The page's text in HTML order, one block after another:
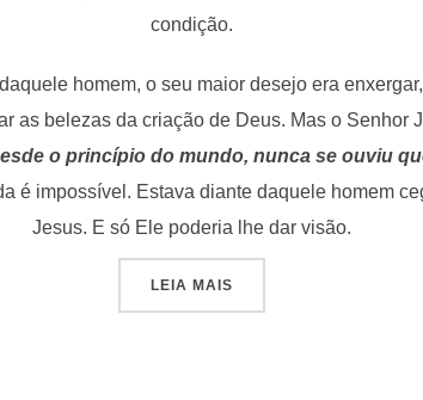
condição.
homem, o seu maior desejo era
as belezas da criação de Deus. Mas o Senhor
o princípio do mundo, nunca se ouviu
é impossível. Estava diante daquele homem
Jesus. E só Ele poderia lhe dar visão.
LEIA MAIS“O CEGO DE